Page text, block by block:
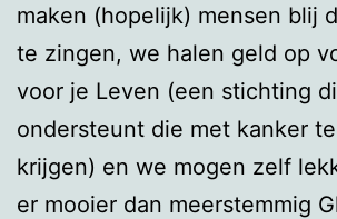
maken (hopelijk) mensen blij
te zingen, we halen geld op
voor je Leven (een stichting
ondersteunt die met kanker
krijgen) en we mogen zelf
er mooier dan meerstemmig